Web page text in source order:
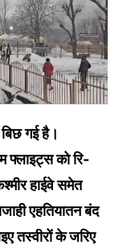
बिछ गई है।
फ्लाइट्स को रि-
हाईवे समेत
एहतियातन बंद
तस्वीरों के जरिए